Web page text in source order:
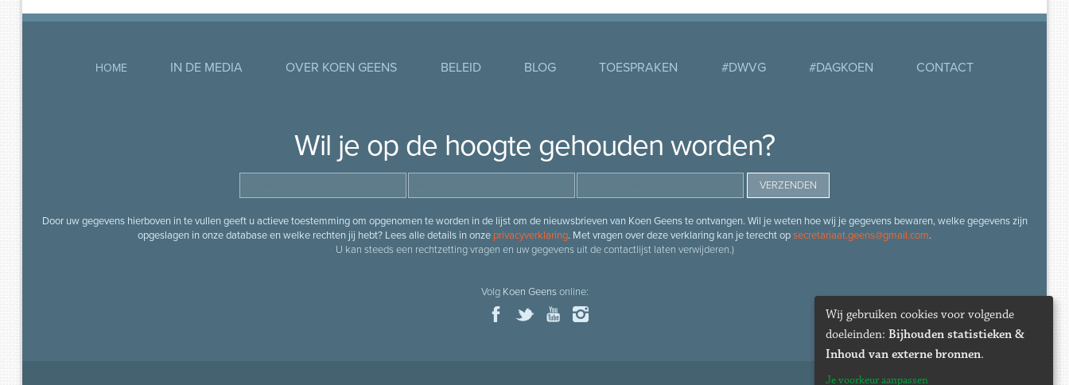
HOME IN DE MEDIA OVER KOEN GEENS BELEID BLOG TOESPRAKEN #DWVG #DAGKOEN CONTACT
Wil je op de hoogte gehouden worden?
Door uw gegevens hierboven in te vullen geeft u actieve toestemming om opgenomen te worden in de lijst om de nieuwsbrieven van Koen Geens te ontvangen. Wil je weten hoe wij je gegevens bewaren, welke gegevens zijn
opgeslagen in onze database en welke rechten jij hebt? Lees alle details in onze privacyverklaring. Met vragen over deze verklaring kan je terecht opsecretariaat.geens@gmail.com.
U kan steeds een rechtzetting vragen en uw gegevens uit de contactlijst laten verwijderen.)
Volg Koen Geensonline:
Wij gebruiken cookies voor volgende
doeleinden: Bijhouden statistieken &
Inhoud van externe bronnen.
Je voorkeur aanpassen